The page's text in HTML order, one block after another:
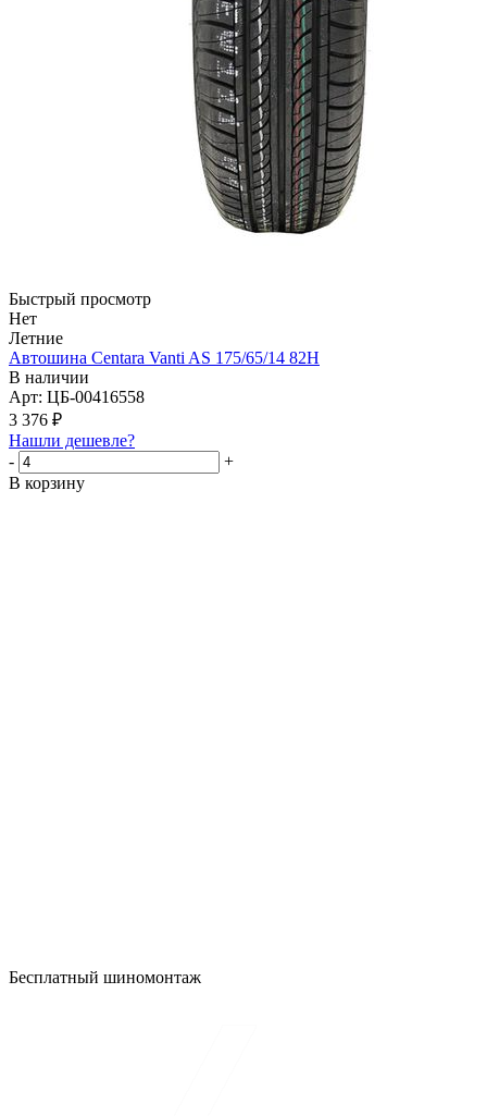
Быстрый просмотр
Нет
Летние
Автошина Centara Vanti AS 175/65/14 82H
В наличии
Арт: ЦБ-00416558
3 376 ₽
Нашли дешевле?
-
+
В корзину
Бесплатный шиномонтаж